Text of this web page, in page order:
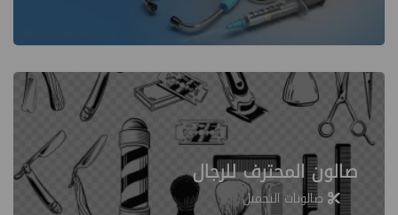
صالون المحترف للرجال
صالونات التجميل